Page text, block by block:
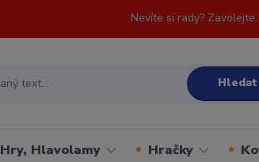
Hledat
Nevíte si rady? Zavolejte.
Hry, Hlavolamy Hračky